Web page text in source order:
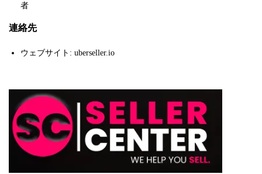
者
連絡先
ウェブサイト: uberseller.io